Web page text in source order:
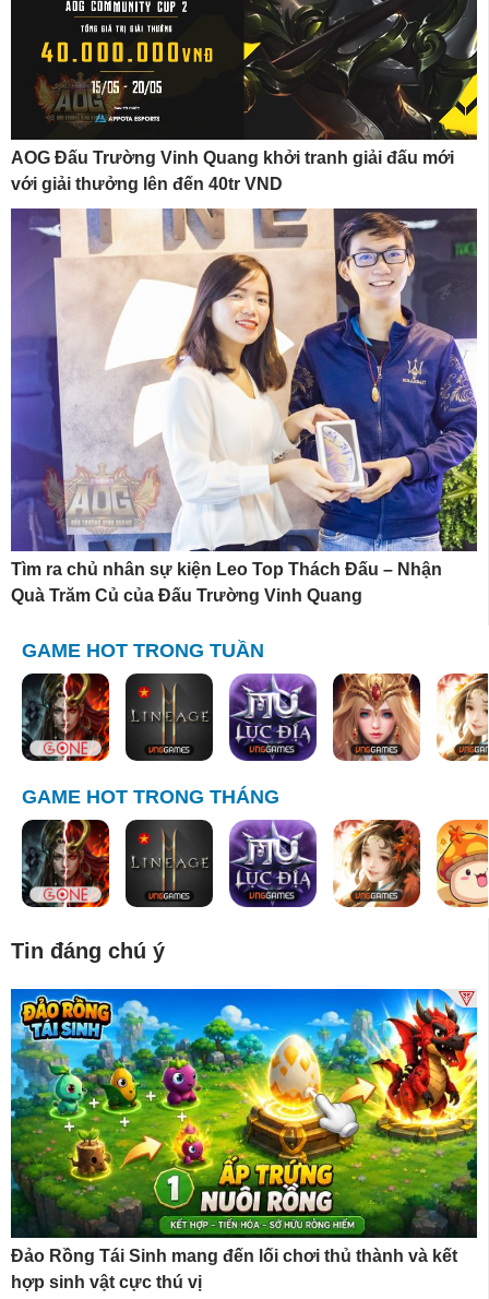
AOG Đấu Trường Vinh Quang khởi tranh giải đấu mới
với giải thưởng lên đến 40tr VND
Tìm ra chủ nhân sự kiện Leo Top Thách Đấu – Nhận
Quà Trăm Củ của Đấu Trường Vinh Quang
GAME HOT TRONG TUẦN
GAME HOT TRONG THÁNG
Tin đáng chú ý
Đảo Rồng Tái Sinh mang đến lối chơi thủ thành và kết
hợp sinh vật cực thú vị